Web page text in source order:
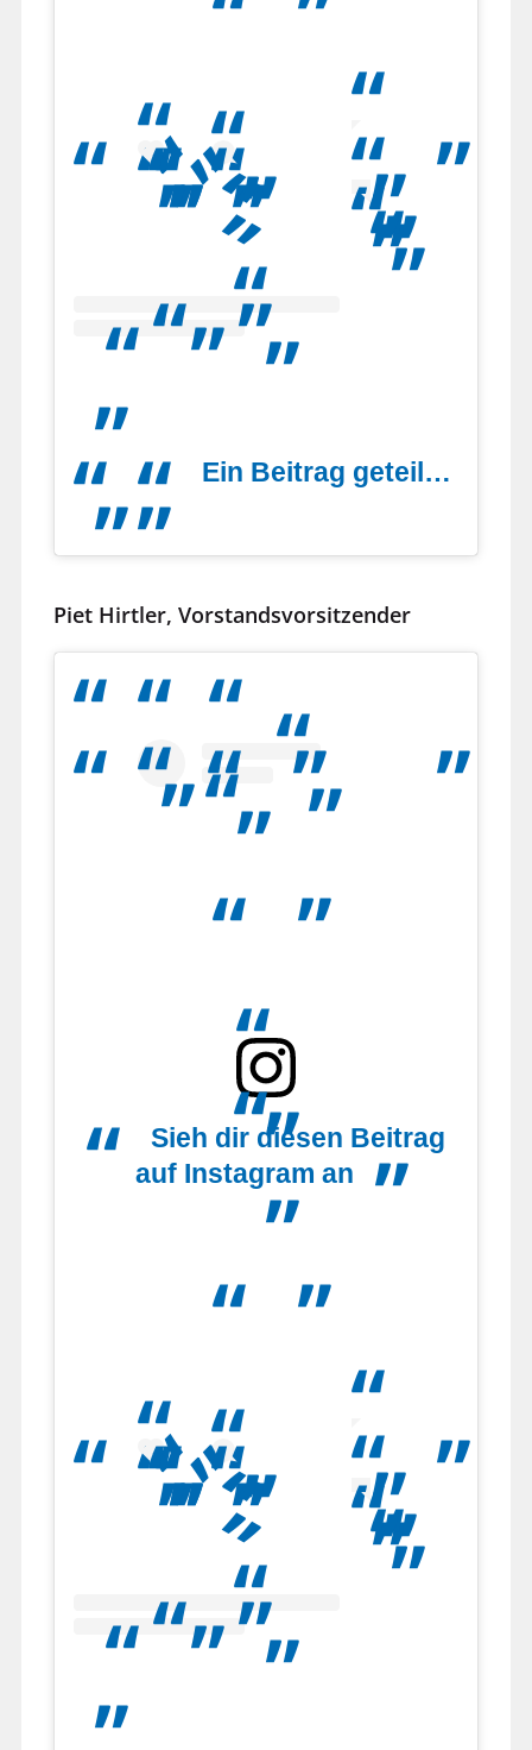
Ein Beitrag geteilt von Lebenshilfe Grafschaft Diepholz gGmbH (@lebenshilfegrafschaftdiepholz)
Piet Hirtler, Vorstandsvorsitzender
Sieh dir diesen Beitrag
auf Instagram an